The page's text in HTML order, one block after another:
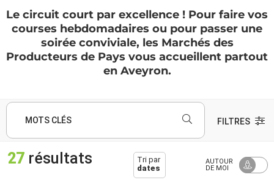
Le circuit court par excellence ! Pour faire vos
courses hebdomadaires ou pour passer une
soirée conviviale, les Marchés des
Producteurs de Pays vous accueillent partout
en Aveyron.
MOTS CLÉS FILTRES
27 résultats
Tri par
dates
AUTOUR
DE MOI